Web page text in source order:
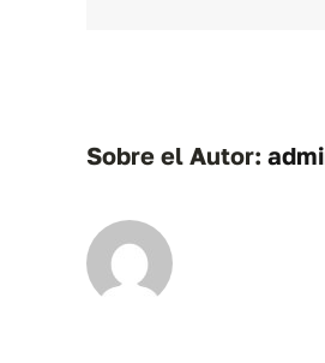
Sobre el Autor: